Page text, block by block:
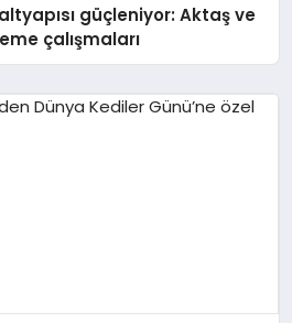
güçleniyor: Aktaş ve
çalışmaları